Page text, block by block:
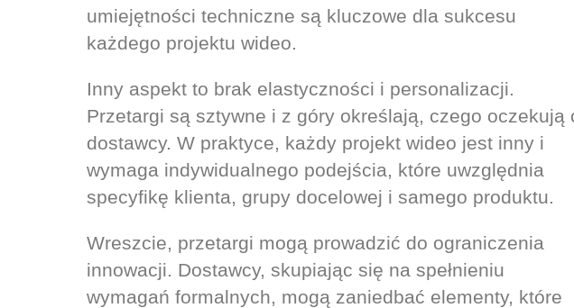
umiejętności techniczne są kluczowe dla sukcesu
każdego projektu wideo.
Inny aspekt to brak elastyczności i personalizacji.
Przetargi są sztywne i z góry określają, czego oczekują
dostawcy. W praktyce, każdy projekt wideo jest inny i
wymaga indywidualnego podejścia, które uwzględnia
specyfikę klienta, grupy docelowej i samego produktu.
Wreszcie, przetargi mogą prowadzić do ograniczenia
innowacji. Dostawcy, skupiając się na spełnieniu
wymagań formalnych, mogą zaniedbać elementy, które